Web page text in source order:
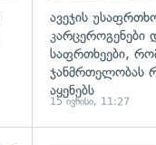
ავეჯის
კარცეროგენები
საფრთხეები,
ჯანმრთელობას
აყენებს
15 ივნისი, 11:27